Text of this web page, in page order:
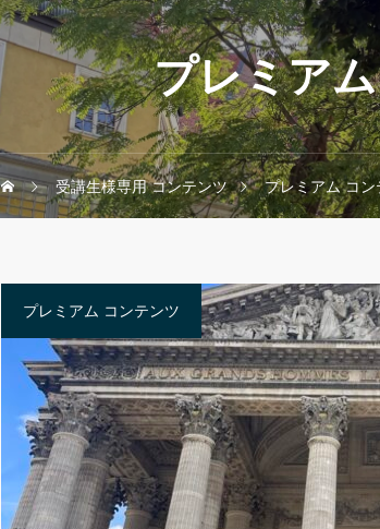
プレミア
受講生様専用 コンテンツ プレミアム コン
プレミアム コンテンツ